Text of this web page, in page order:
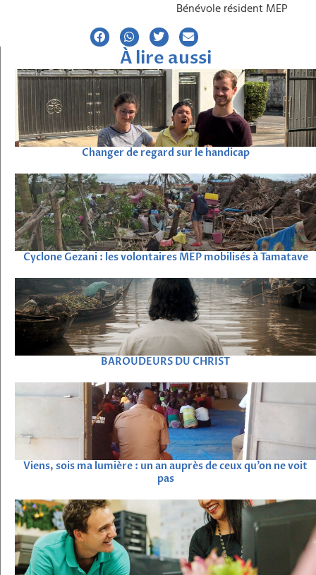
Bénévole résident MEP
À lire aussi
Changer de regard sur le handicap
Cyclone Gezani : les volontaires MEP mobilisés à Tamatave
BAROUDEURS DU CHRIST
Viens, sois ma lumière : un an auprès de ceux qu’on ne voit
pas